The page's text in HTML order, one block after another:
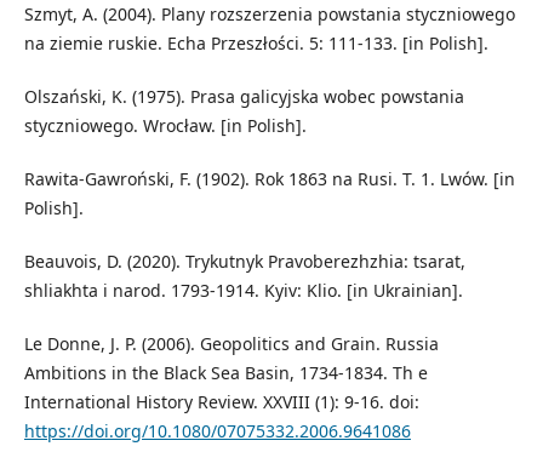
Szmyt, A. (2004). Plany rozszerzenia powstania styczniowego
na ziemie ruskie. Echa Przeszłości. 5: 111-133. [in Polish].
Olszański, K. (1975). Prasa galicyjska wobec powstania
styczniowego. Wrocław. [in Polish].
Rawita-Gawroński, F. (1902). Rok 1863 na Rusi. T. 1. Lwów. [in
Polish].
Beauvois, D. (2020). Trykutnyk Pravoberezhzhia: tsarat,
shliakhta i narod. 1793-1914. Kyiv: Klio. [in Ukrainian].
Le Donne, J. P. (2006). Geopolitics and Grain. Russia
Ambitions in the Black Sea Basin, 1734-1834. Th e
International History Review. XXVIII (1): 9-16. doi:
https://doi.org/10.1080/07075332.2006.9641086